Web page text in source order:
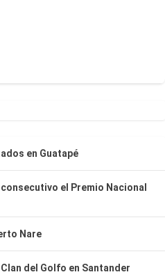
en Guatapé
el Premio Nacional
Nare
del Golfo en Santander